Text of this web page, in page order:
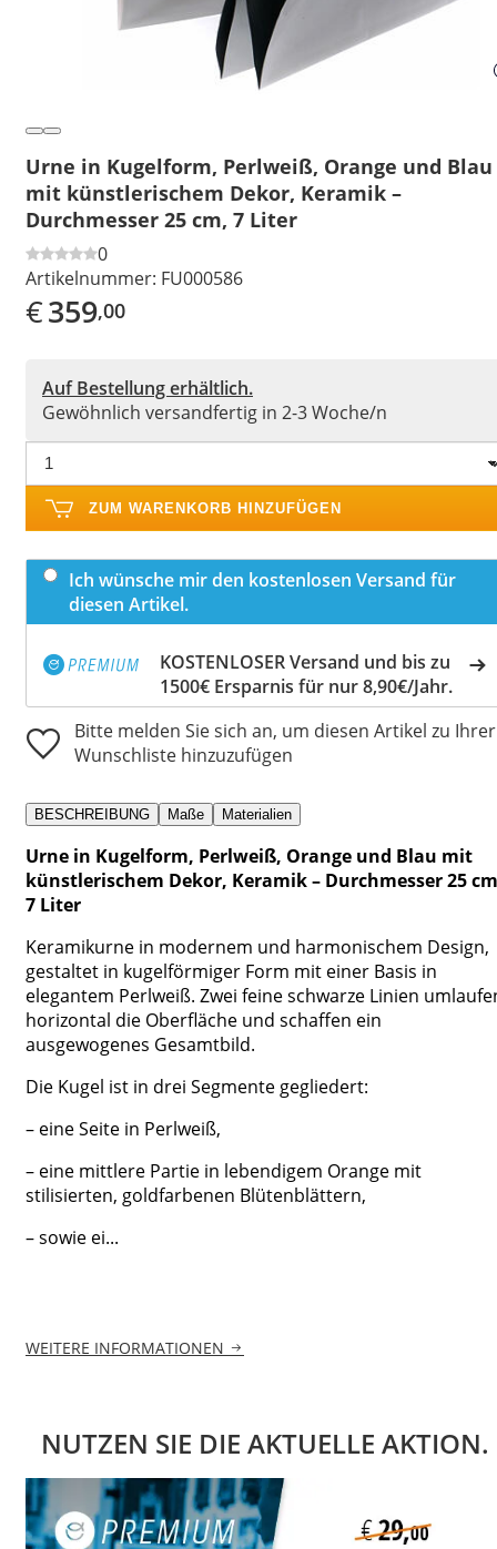
Urne in Kugelform, Perlweiß, Orange und Blau
mit künstlerischem Dekor, Keramik –
Durchmesser 25 cm, 7 Liter
0
Artikelnummer: FU000586
€359,00
Auf Bestellung erhältlich.
Gewöhnlich versandfertig in 2-3 Woche/n
ZUM WARENKORB HINZUFÜGEN
Ich wünsche mir den kostenlosen Versand für
diesen Artikel.
KOSTENLOSER Versand und bis zu
1500€ Ersparnis für nur 8,90€/Jahr.
Bitte melden Sie sich an, um diesen Artikel zu Ihrer
Wunschliste hinzuzufügen
BESCHREIBUNG Maße Materialien
Urne in Kugelform, Perlweiß, Orange und Blau mit
künstlerischem Dekor, Keramik – Durchmesser 25
7 Liter
Keramikurne in modernem und harmonischem Design,
gestaltet in kugelförmiger Form mit einer Basis in
elegantem Perlweiß. Zwei feine schwarze Linien
horizontal die Oberfläche und schaffen ein
ausgewogenes Gesamtbild.
Die Kugel ist in drei Segmente gegliedert:
– eine Seite in Perlweiß,
– eine mittlere Partie in lebendigem Orange mit
stilisierten, goldfarbenen Blütenblättern,
– sowie ei...
WEITERE INFORMATIONEN
NUTZEN SIE DIE AKTUELLE AKTION.